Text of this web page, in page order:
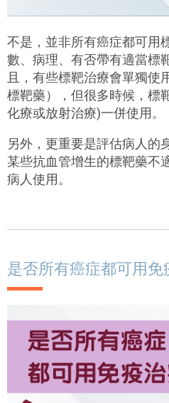
不是，並非所有癌症都可用
數、病理、有否帶有適當標
且，有些標靶治療會單獨使
標靶藥），但很多時候，標
化療或放射治療)一併使用。
另外，更重要是評估病人的
某些抗血管增生的標靶藥不
病人使用。
是否所有癌症都可用免